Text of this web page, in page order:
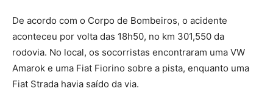
De acordo com o Corpo de Bombeiros, o acidente
aconteceu por volta das 18h50, no km 301,550 da
rodovia. No local, os socorristas encontraram uma VW
Amarok e uma Fiat Fiorino sobre a pista, enquanto uma
Fiat Strada havia saído da via.